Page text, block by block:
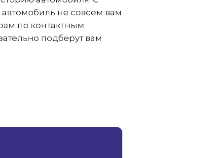
не совсем вам
по контактным
подберут вам